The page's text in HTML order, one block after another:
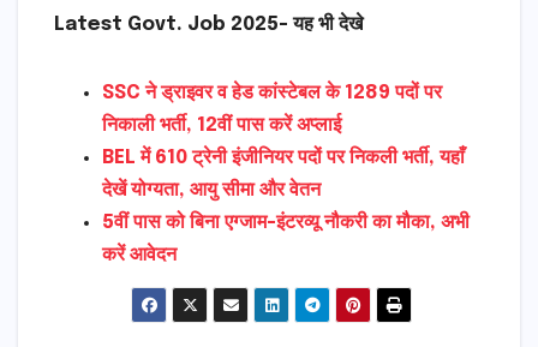
Latest Govt. Job 2025- यह भी देखे
SSC ने ड्राइवर व हेड कांस्टेबल के 1289 पदों पर
निकाली भर्ती, 12वीं पास करें अप्लाई
BEL में 610 ट्रेनी इंजीनियर पदों पर निकली भर्ती, यहाँ
देखें योग्यता, आयु सीमा और वेतन
5वीं पास को बिना एग्जाम-इंटरव्यू नौकरी का मौका, अभी
करें आवेदन